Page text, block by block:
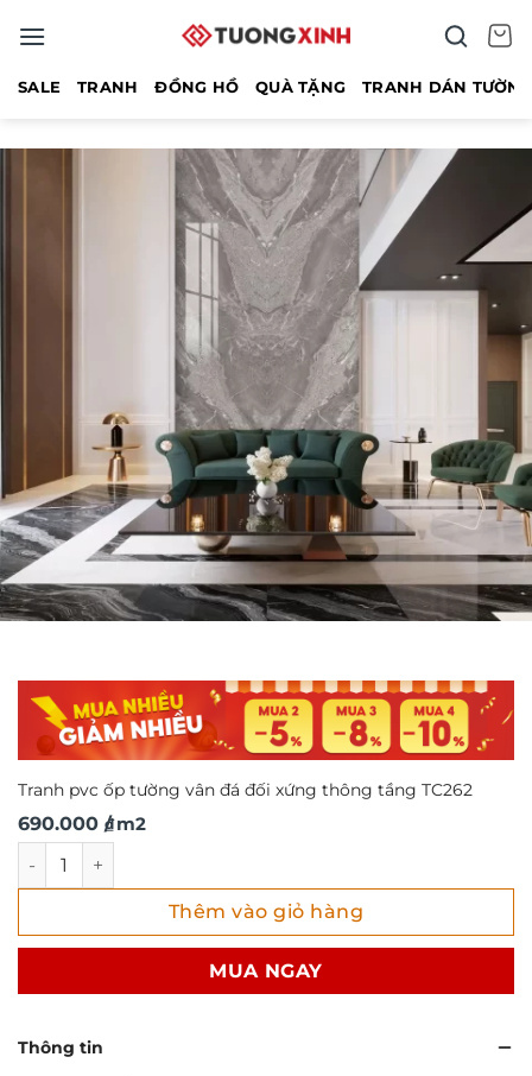
qua
SALE TRANH ĐỒNG HỒ QUÀ TẶNG TRANH DÁN
Tranh pvc ốp tường vân đá đối xứng thông tầng TC262
690.000 ₫
/ m2
Tranh pvc ốp tường vân đá đối xứng thông tầng TC262 số
Thêm vào giỏ hàng
MUA NGAY
Thông tin